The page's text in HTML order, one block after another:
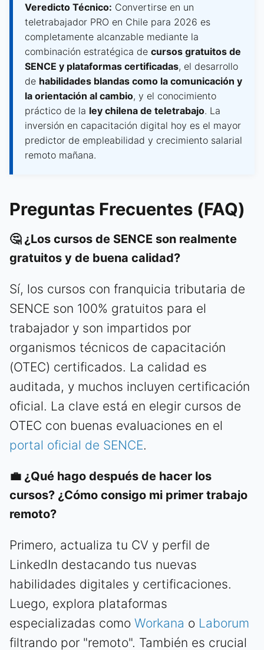
Veredicto Técnico: Convertirse en un
teletrabajador PRO en Chile para 2026 es
completamente alcanzable mediante la
combinación estratégica de cursos gratuitos de
SENCE y plataformas certificadas, el desarrollo
de habilidades blandas como la comunicación y
la orientación al cambio, y el conocimiento
práctico de la ley chilena de teletrabajo. La
inversión en capacitación digital hoy es el mayor
predictor de empleabilidad y crecimiento salarial
remoto mañana.
Preguntas Frecuentes (FAQ)
🤔 ¿Los cursos de SENCE son realmente
gratuitos y de buena calidad?
Sí, los cursos con franquicia tributaria de
SENCE son 100% gratuitos para el
trabajador y son impartidos por
organismos técnicos de capacitación
(OTEC) certificados. La calidad es
auditada, y muchos incluyen certificación
oficial. La clave está en elegir cursos de
OTEC con buenas evaluaciones en el
portal oficial de SENCE.
💼 ¿Qué hago después de hacer los
cursos? ¿Cómo consigo mi primer trabajo
remoto?
Primero, actualiza tu CV y perfil de
LinkedIn destacando tus nuevas
habilidades digitales y certificaciones.
Luego, explora plataformas
especializadas como Workana o Laborum
filtrando por "remoto". También es crucial